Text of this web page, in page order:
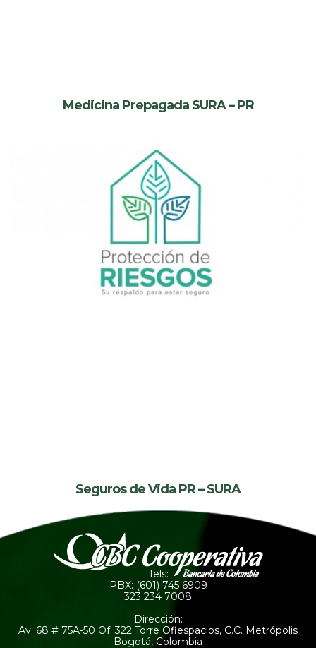
Medicina Prepagada SURA – PR
Seguros de Vida PR – SURA
Tels:
PBX: (601) 745 6909
323 234 7008
Dirección:
Av. 68 # 75A-50 Of. 322 Torre Ofiespacios, C.C. Metrópolis
Bogotá, Colombia